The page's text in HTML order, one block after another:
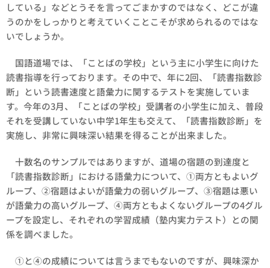
している」などとうそを言ってごまかすのではなく、どこが違
うのかをしっかりと考えていくことこそが求められるのではな
いでしょうか。
国語道場では、「ことばの学校」という主に小学生に向けた
読書指導を行っております。その中で、年に2回、「読書指数診
断」という読書速度と語彙力に関するテストを実施していま
す。今年の3月、「ことばの学校」受講者の小学生に加え、普段
それを受講していない中学1年生も交えて、「読書指数診断」を
実施し、非常に興味深い結果を得ることが出来ました。
十数名のサンプルではありますが、道場の宿題の到達度と
「読書指数診断」における語彙力について、①両方ともよいグ
ループ、②宿題はよいが語彙力の弱いグループ、③宿題は悪い
が語彙力の高いグループ、④両方ともよくないグループの4グル
ープを設定し、それぞれの学習成績（塾内実力テスト）との関
係を調べました。
①と④の成績については言うまでもないのですが、興味深か